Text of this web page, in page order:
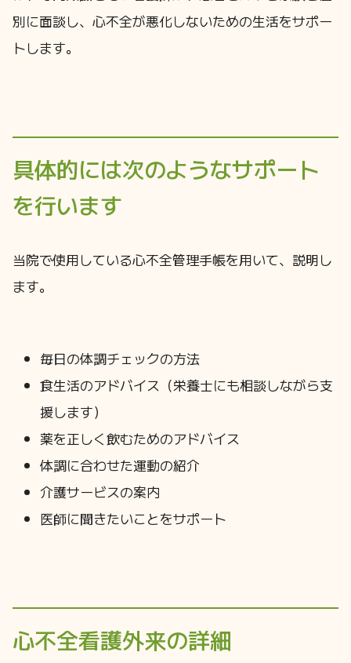
別に面談し、心不全が悪化しないための生活をサポー
トします。
具体的には次のようなサポート
を行います
当院で使用している心不全管理手帳を用いて、説明し
ます。
毎日の体調チェックの方法
食生活のアドバイス（栄養士にも相談しながら支
援します）
薬を正しく飲むためのアドバイス
体調に合わせた運動の紹介
介護サービスの案内
医師に聞きたいことをサポート
心不全看護外来の詳細